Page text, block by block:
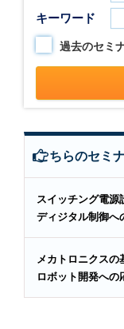
キーワード
過去のセミ
こちらのセミ
スイッチング電源
ディジタル制御
メカトロニクスの
ロボット開発へ